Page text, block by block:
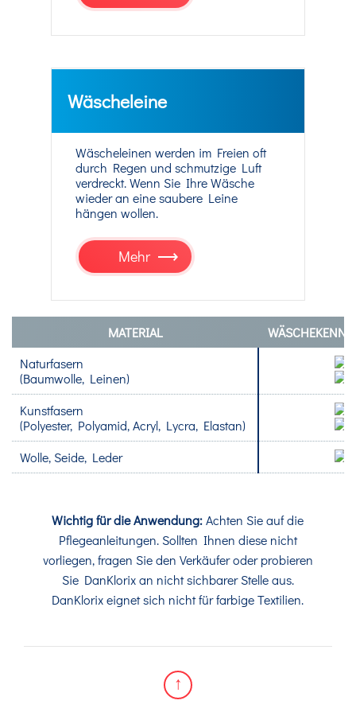
Wäscheleine
Wäscheleinen werden im Freien oft
durch Regen und schmutzige Luft
verdreckt. Wenn Sie Ihre Wäsche
wieder an eine saubere Leine
hängen wollen.
Mehr
MATERIAL
Naturfasern
(Baumwolle, Leinen)
Kunstfasern
(Polyester, Polyamid, Acryl, Lycra, Elastan)
Wolle, Seide, Leder
Wichtig für die Anwendung:Achten Sie auf die
Pflegeanleitungen. Sollten Ihnen diese nicht
vorliegen, fragen Sie den Verkäufer oder probieren
Sie DanKlorix an nicht sichbarer Stelle aus.
DanKlorix eignet sich nicht für farbige Textilien.